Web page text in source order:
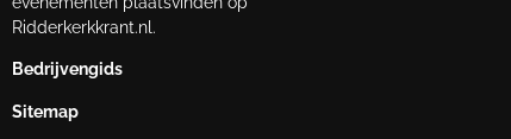
Ridderkerkkrant.nl.
Bedrijvengids
Sitemap